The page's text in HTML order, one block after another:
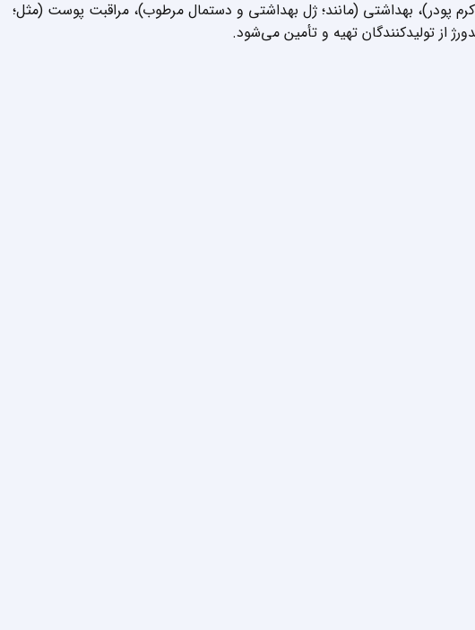
پودر)، بهداشتی (مانند؛ ژل بهداشتی و دستمال مرطوب)، مراقبت پوست (مثل؛
از تولیدکنندگان تهیه و تأمین می‌شود.